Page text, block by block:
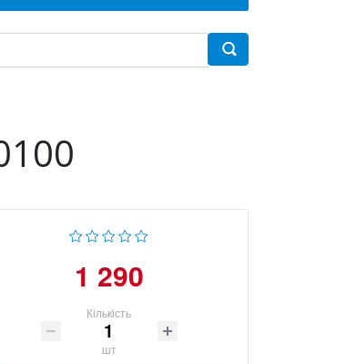
1 290
Кількість
шт